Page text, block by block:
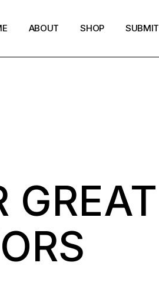
ABOUT SHOP SUBMIT
GREAT